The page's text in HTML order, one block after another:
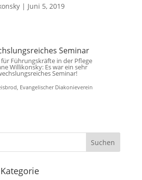
| Juni 5, 2019
Seminar
Führungskräfte in der Pflege
Willikonsky: Es war ein sehr
Seminar!
Evangelischer Diakonieverein